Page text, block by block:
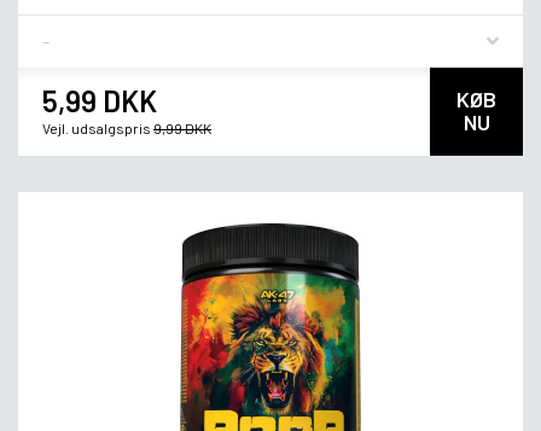
5,99 DKK
Vejl. udsalgspris 9,99 DKK
KØB
NU